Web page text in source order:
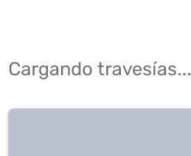
Cargando travesías...